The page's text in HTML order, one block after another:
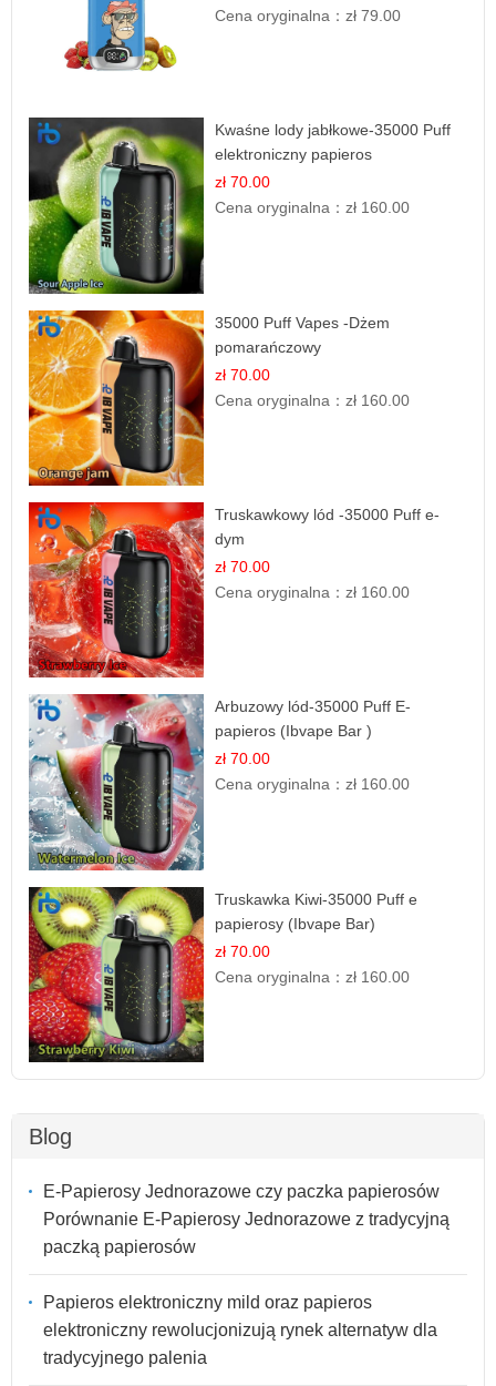
Cena oryginalna：zł 79.00
Kwaśne lody jabłkowe-35000 Puff
elektroniczny papieros
zł 70.00
Cena oryginalna：zł 160.00
35000 Puff Vapes -Dżem
pomarańczowy
zł 70.00
Cena oryginalna：zł 160.00
Truskawkowy lód -35000 Puff e-
dym
zł 70.00
Cena oryginalna：zł 160.00
Arbuzowy lód-35000 Puff E-
papieros (Ibvape Bar )
zł 70.00
Cena oryginalna：zł 160.00
Truskawka Kiwi-35000 Puff e
papierosy (Ibvape Bar)
zł 70.00
Cena oryginalna：zł 160.00
Blog
E-Papierosy Jednorazowe czy paczka papierosów
Porównanie E-Papierosy Jednorazowe z tradycyjną
paczką papierosów
Papieros elektroniczny mild oraz papieros
elektroniczny rewolucjonizują rynek alternatyw dla
tradycyjnego palenia